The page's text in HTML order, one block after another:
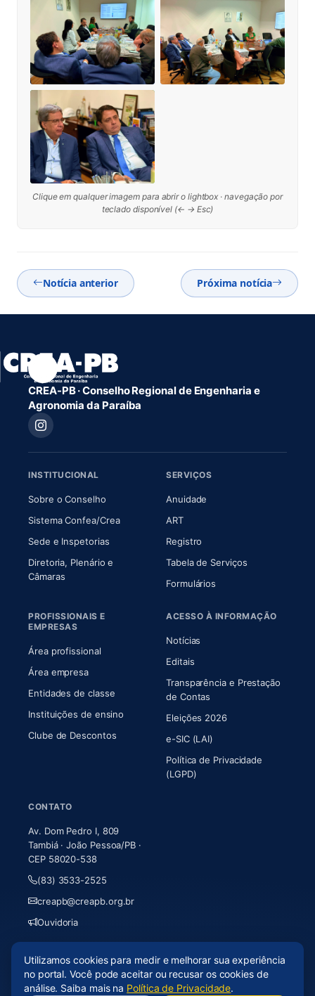
Clique em qualquer imagem para abrir o lightbox · navegação por
teclado disponível (← → Esc)
Notícia anterior Próxima notícia
CREA-PB · Conselho Regional de Engenharia e
Agronomia da Paraíba
INSTITUCIONAL
Sobre o Conselho(abre em nova aba)
Sistema Confea/Crea(abre em nova aba)
Sede e Inspetorias
Diretoria, Plenário e
Câmaras(abre em nova aba)
SERVIÇOS
Anuidade
ART(abre em nova aba)
Registro
Tabela de Serviços
Formulários
PROFISSIONAIS E
EMPRESAS
Área profissional
Área empresa
Entidades de classe
Instituições de ensino
Clube de Descontos
ACESSO À INFORMAÇÃO
Notícias
Editais
Transparência e Prestação
de Contas
Eleições 2026
e-SIC (LAI)
Política de Privacidade
(LGPD)
CONTATO
Av. Dom Pedro I, 809
Tambiá · João Pessoa/PB ·
CEP 58020-538
(83) 3533-2525
creapb@creapb.org.br
Ouvidoria
© 2026 CREA-PB · Todos os direitos reservados
Acessibilidade
Mapa do site· LGPD
Utilizamos cookies para medir e melhorar sua experiência
no portal. Você pode aceitar ou recusar os cookies de
análise. Saiba mais na Política de Privacidade.